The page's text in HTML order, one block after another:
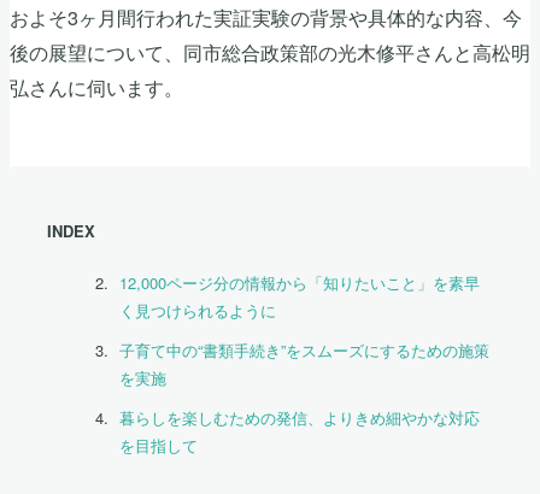
およそ3ヶ月間行われた実証実験の背景や具体的な内容、今
後の展望について、同市総合政策部の光木修平さんと高松明
弘さんに伺います。
INDEX
12,000ページ分の情報から「知りたいこと」を素早
く見つけられるように
子育て中の“書類手続き”をスムーズにするための施策
を実施
暮らしを楽しむための発信、よりきめ細やかな対応
を目指して